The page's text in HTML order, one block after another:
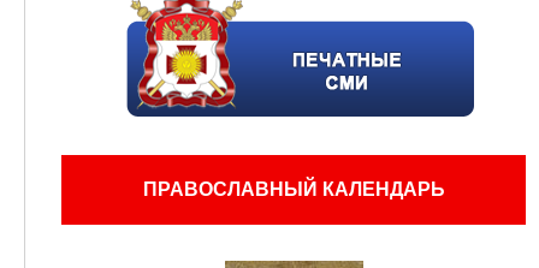
ПРАВОСЛАВНЫЙ КАЛЕНДАРЬ